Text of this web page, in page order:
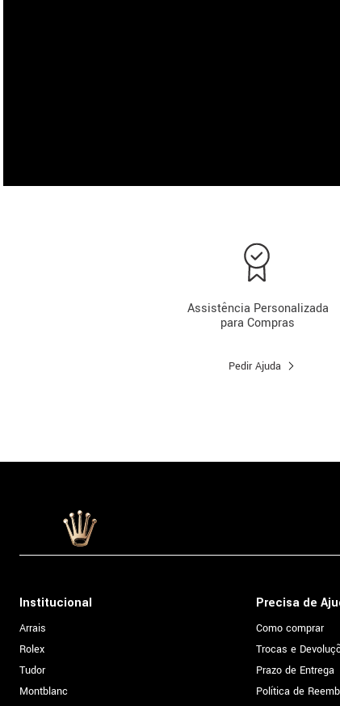
Assistência Personalizada
para Compras
Pedir Ajuda
Institucional
Arrais
Rolex
Tudor
Montblanc
Precisa de
Como comprar
Trocas e
Prazo de Entrega
Política de